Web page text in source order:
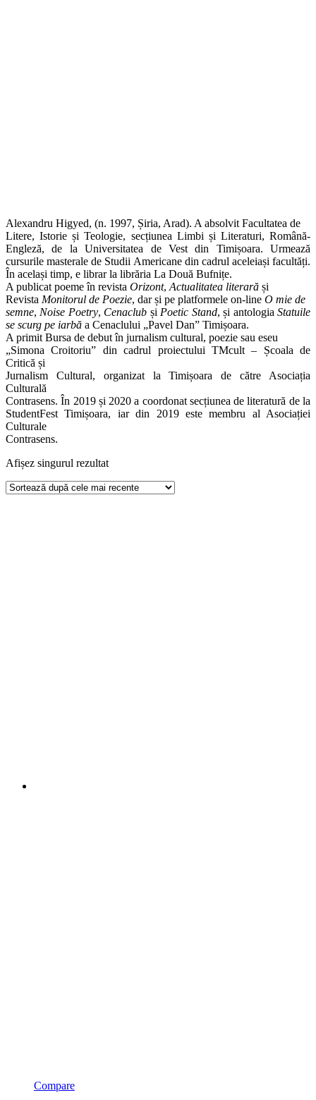
Alexandru Higyed, (n. 1997, Șiria, Arad). A absolvit Facultatea de
Litere, Istorie și Teologie, secțiunea Limbi și Literaturi, Română-
Engleză, de la Universitatea de Vest din Timișoara. Urmează
cursurile masterale de Studii Americane din cadrul aceleiași facultăți.
În același timp, e librar la librăria La Două Bufnițe.
A publicat poeme în revista Orizont, Actualitatea literară și
Revista Monitorul de Poezie, dar și pe platformele on-line O mie de
semne, Noise Poetry, Cenaclub și Poetic Stand, și antologiaStatuile
se scurg pe iarbă a Cenaclului „Pavel Dan” Timișoara.
A primit Bursa de debut în jurnalism cultural, poezie sau eseu
„Simona Croitoriu” din cadrul proiectului TMcult – Școala de
Critică și
Jurnalism Cultural, organizat la Timișoara de către Asociația
Culturală
Contrasens. În 2019 și 2020 a coordonat secțiunea de literatură de la
StudentFest Timișoara, iar din 2019 este membru al Asociației
Culturale
Contrasens.
Afișez singurul rezultat
Compare